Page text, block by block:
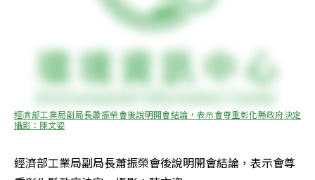
經濟部工業局副局長蕭振榮會後說明開會結論，表示會尊重彰化縣政府決定
攝影：陳文姿
經濟部工業局副局長蕭振榮會後說明開會結論，表示會尊